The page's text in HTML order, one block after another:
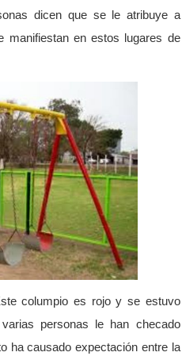
dicen que se le atribuye a
manifiestan en estos lugares de
columpio es rojo y se estuvo
personas le han checado
ha causado expectación entre la